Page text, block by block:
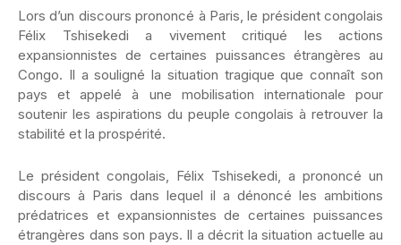
Lors d’un discours prononcé à Paris, le président congolais
Félix Tshisekedi a vivement critiqué les actions
expansionnistes de certaines puissances étrangères au
Congo. Il a souligné la situation tragique que connaît son
pays et appelé à une mobilisation internationale pour
soutenir les aspirations du peuple congolais à retrouver la
stabilité et la prospérité.
Le président congolais, Félix Tshisekedi, a prononcé un
discours à Paris dans lequel il a dénoncé les ambitions
prédatrices et expansionnistes de certaines puissances
étrangères dans son pays. Il a décrit la situation actuelle au